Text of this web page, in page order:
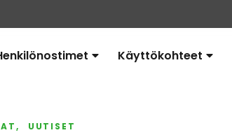
Käyttökohteet
UUTISET